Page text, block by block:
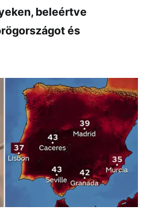
beleértve
és